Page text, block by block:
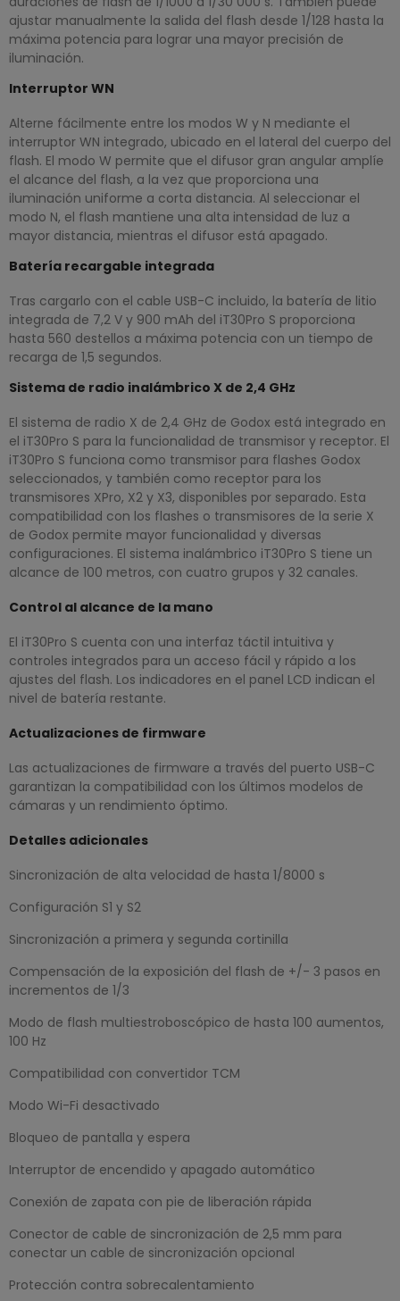
ajustar manualmente la salida del flash desde 1/128 hasta la
máxima potencia para lograr una mayor precisión de
iluminación.
Interruptor WN
Alterne fácilmente entre los modos W y N mediante el
interruptor WN integrado, ubicado en el lateral del cuerpo del
flash. El modo W permite que el difusor gran angular amplíe
el alcance del flash, a la vez que proporciona una
iluminación uniforme a corta distancia. Al seleccionar el
modo N, el flash mantiene una alta intensidad de luz a
mayor distancia, mientras el difusor está apagado.
Batería recargable integrada
Tras cargarlo con el cable USB-C incluido, la batería de litio
integrada de 7,2 V y 900 mAh del iT30Pro S proporciona
hasta 560 destellos a máxima potencia con un tiempo de
recarga de 1,5 segundos.
Sistema de radio inalámbrico X de 2,4 GHz
El sistema de radio X de 2,4 GHz de Godox está integrado en
el iT30Pro S para la funcionalidad de transmisor y receptor. El
iT30Pro S funciona como transmisor para flashes Godox
seleccionados, y también como receptor para los
transmisores XPro, X2 y X3, disponibles por separado. Esta
compatibilidad con los flashes o transmisores de la serie X
de Godox permite mayor funcionalidad y diversas
configuraciones. El sistema inalámbrico iT30Pro S tiene un
alcance de 100 metros, con cuatro grupos y 32 canales.
Control al alcance de la mano
El iT30Pro S cuenta con una interfaz táctil intuitiva y
controles integrados para un acceso fácil y rápido a los
ajustes del flash. Los indicadores en el panel LCD indican el
nivel de batería restante.
Actualizaciones de firmware
Las actualizaciones de firmware a través del puerto USB-C
garantizan la compatibilidad con los últimos modelos de
cámaras y un rendimiento óptimo.
Detalles adicionales
Sincronización de alta velocidad de hasta 1/8000 s
Configuración S1 y S2
Sincronización a primera y segunda cortinilla
Compensación de la exposición del flash de +/- 3 pasos en
incrementos de 1/3
Modo de flash multiestroboscópico de hasta 100 aumentos,
100 Hz
Compatibilidad con convertidor TCM
Modo Wi-Fi desactivado
Bloqueo de pantalla y espera
Interruptor de encendido y apagado automático
Conexión de zapata con pie de liberación rápida
Conector de cable de sincronización de 2,5 mm para
conectar un cable de sincronización opcional
Protección contra sobrecalentamiento